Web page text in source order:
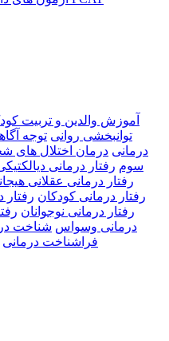
آموزش والدین و تربیت
توانبخشی روانی توجه
درمانی درمان اختلال های
سوم رفتار درمانی
رفتار درمانی عقلانی
رفتار درمانی کودکان
رفتار درمانی نوجوانان
درمانی وسواس شناخت
فراشناخت درمانی